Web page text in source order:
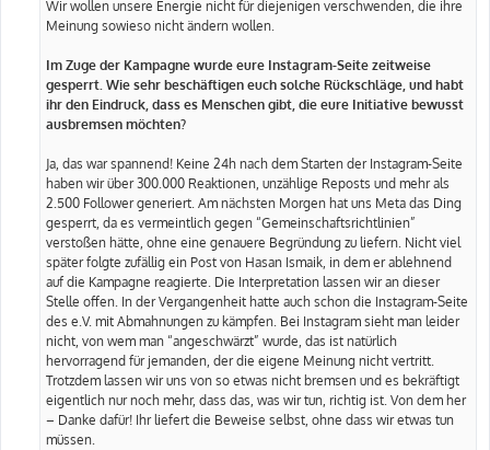
Wir wollen unsere Energie nicht für diejenigen verschwenden, die ihre
Meinung sowieso nicht ändern wollen.
Im Zuge der Kampagne wurde eure Instagram-Seite zeitweise
gesperrt. Wie sehr beschäftigen euch solche Rückschläge, und habt
ihr den Eindruck, dass es Menschen gibt, die eure Initiative bewusst
ausbremsen möchten?
Ja, das war spannend! Keine 24h nach dem Starten der Instagram-Seite
haben wir über 300.000 Reaktionen, unzählige Reposts und mehr als
2.500 Follower generiert. Am nächsten Morgen hat uns Meta das Ding
gesperrt, da es vermeintlich gegen “Gemeinschaftsrichtlinien”
verstoßen hätte, ohne eine genauere Begründung zu liefern. Nicht viel
später folgte zufällig ein Post von Hasan Ismaik, in dem er ablehnend
auf die Kampagne reagierte. Die Interpretation lassen wir an dieser
Stelle offen. In der Vergangenheit hatte auch schon die Instagram-Seite
des e.V. mit Abmahnungen zu kämpfen. Bei Instagram sieht man leider
nicht, von wem man “angeschwärzt” wurde, das ist natürlich
hervorragend für jemanden, der die eigene Meinung nicht vertritt.
Trotzdem lassen wir uns von so etwas nicht bremsen und es bekräftigt
eigentlich nur noch mehr, dass das, was wir tun, richtig ist. Von dem her
– Danke dafür! Ihr liefert die Beweise selbst, ohne dass wir etwas tun
müssen.